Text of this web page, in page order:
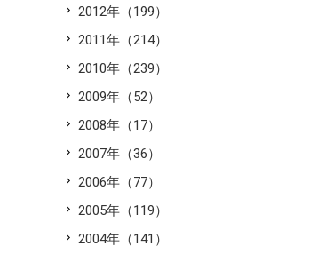
2012年（199）
2011年（214）
2010年（239）
2009年（52）
2008年（17）
2007年（36）
2006年（77）
2005年（119）
2004年（141）